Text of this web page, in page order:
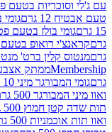
בטעם פטל ואוכמניות 36
גומי בולז בטעם
בולז בטעם פטל 15 גרם
בטעם פירות 10 גרם
ברט' מנטה 90 גרם
ממתק אצבעוני 7.5 גרם
מיני 10 גרם
גומי
500 גרם
גומי ואוו
500 גרם
גומי
500 גרם
גומי ואוו